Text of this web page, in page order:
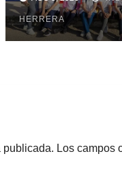
Mayabeque
pesquisa
HERRERA
publicada. Los campos